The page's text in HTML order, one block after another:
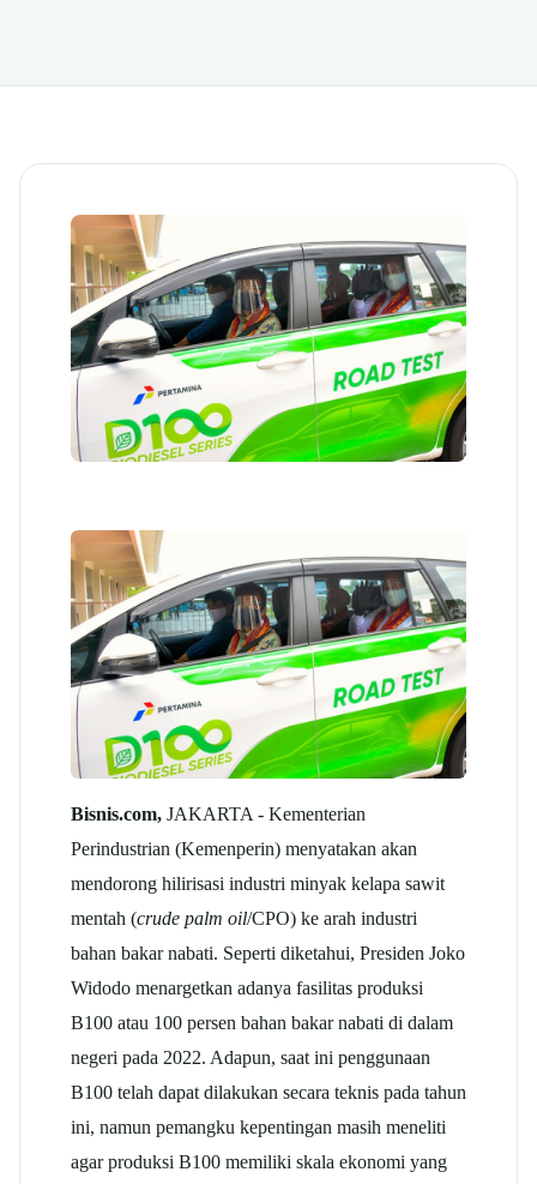
Bisnis.com, JAKARTA - Kementerian
Perindustrian (Kemenperin) menyatakan akan
mendorong hilirisasi industri minyak kelapa sawit
mentah (crude palm oil/CPO) ke arah industri
bahan bakar nabati. Seperti diketahui, Presiden Joko
Widodo menargetkan adanya fasilitas produksi
B100 atau 100 persen bahan bakar nabati di dalam
negeri pada 2022. Adapun, saat ini penggunaan
B100 telah dapat dilakukan secara teknis pada tahun
ini, namun pemangku kepentingan masih meneliti
agar produksi B100 memiliki skala ekonomi yang